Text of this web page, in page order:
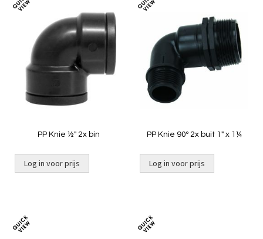
Toevoegen
om
vergelijken
PP Knie ½" 2x bin
Log in voor prijs
om
te
PP Knie 90º 2x buit 1" x 1¼
Log in voor prijs